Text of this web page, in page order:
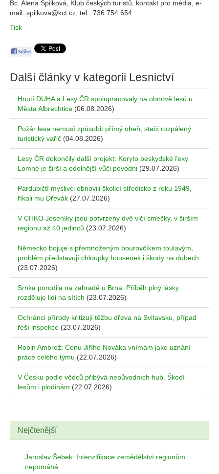
Bc. Alena Spilková, Klub českých turistů, kontakt pro média, e-
mail: spilkova@kct.cz, tel.: 736 754 654
Tisk
Další články v kategorii Lesnictví
Hnutí DUHA a Lesy ČR spolupracovaly na obnově lesů u
Města Albrechtice (06.08.2026)
Požár lesa nemusí způsobit přímý oheň, stačí rozpálený
turistický vařič (04.08.2026)
Lesy ČR dokončily další projekt: Koryto beskydské řeky
Lomné je širší a odolnější vůči povodni (29.07.2026)
Pardubičtí myslivci obnovili školicí středisko z roku 1949,
říkali mu Dřevák (27.07.2026)
V CHKO Jeseníky jsou potvrzeny dvě vlčí smečky, v širším
regionu až 40 jedinců (23.07.2026)
Německo bojuje s přemnoženým bourovčíkem toulavým,
problém představují chloupky housenek i škody na dubech
(23.07.2026)
Srnka porodila na zahradě u Brna. Příběh plný lásky
rozděluje lidi na sítích (23.07.2026)
Ochránci přírody kritizují těžbu dřeva na Svitavsku, případ
řeší inspekce (23.07.2026)
Robin Ambrož: Cenu Jiřího Nováka vnímám jako uznání
práce celého týmu (22.07.2026)
V Česku podle vědců přibývá nepůvodních hub. Škodí
lesům i plodinám (22.07.2026)
Nejčtenější
Jaroslav Šebek: Intenzifikace zemědělství regionům
nepomáhá